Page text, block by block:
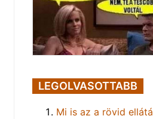
LEGOLVASOTTABB
Mi is az a rövid